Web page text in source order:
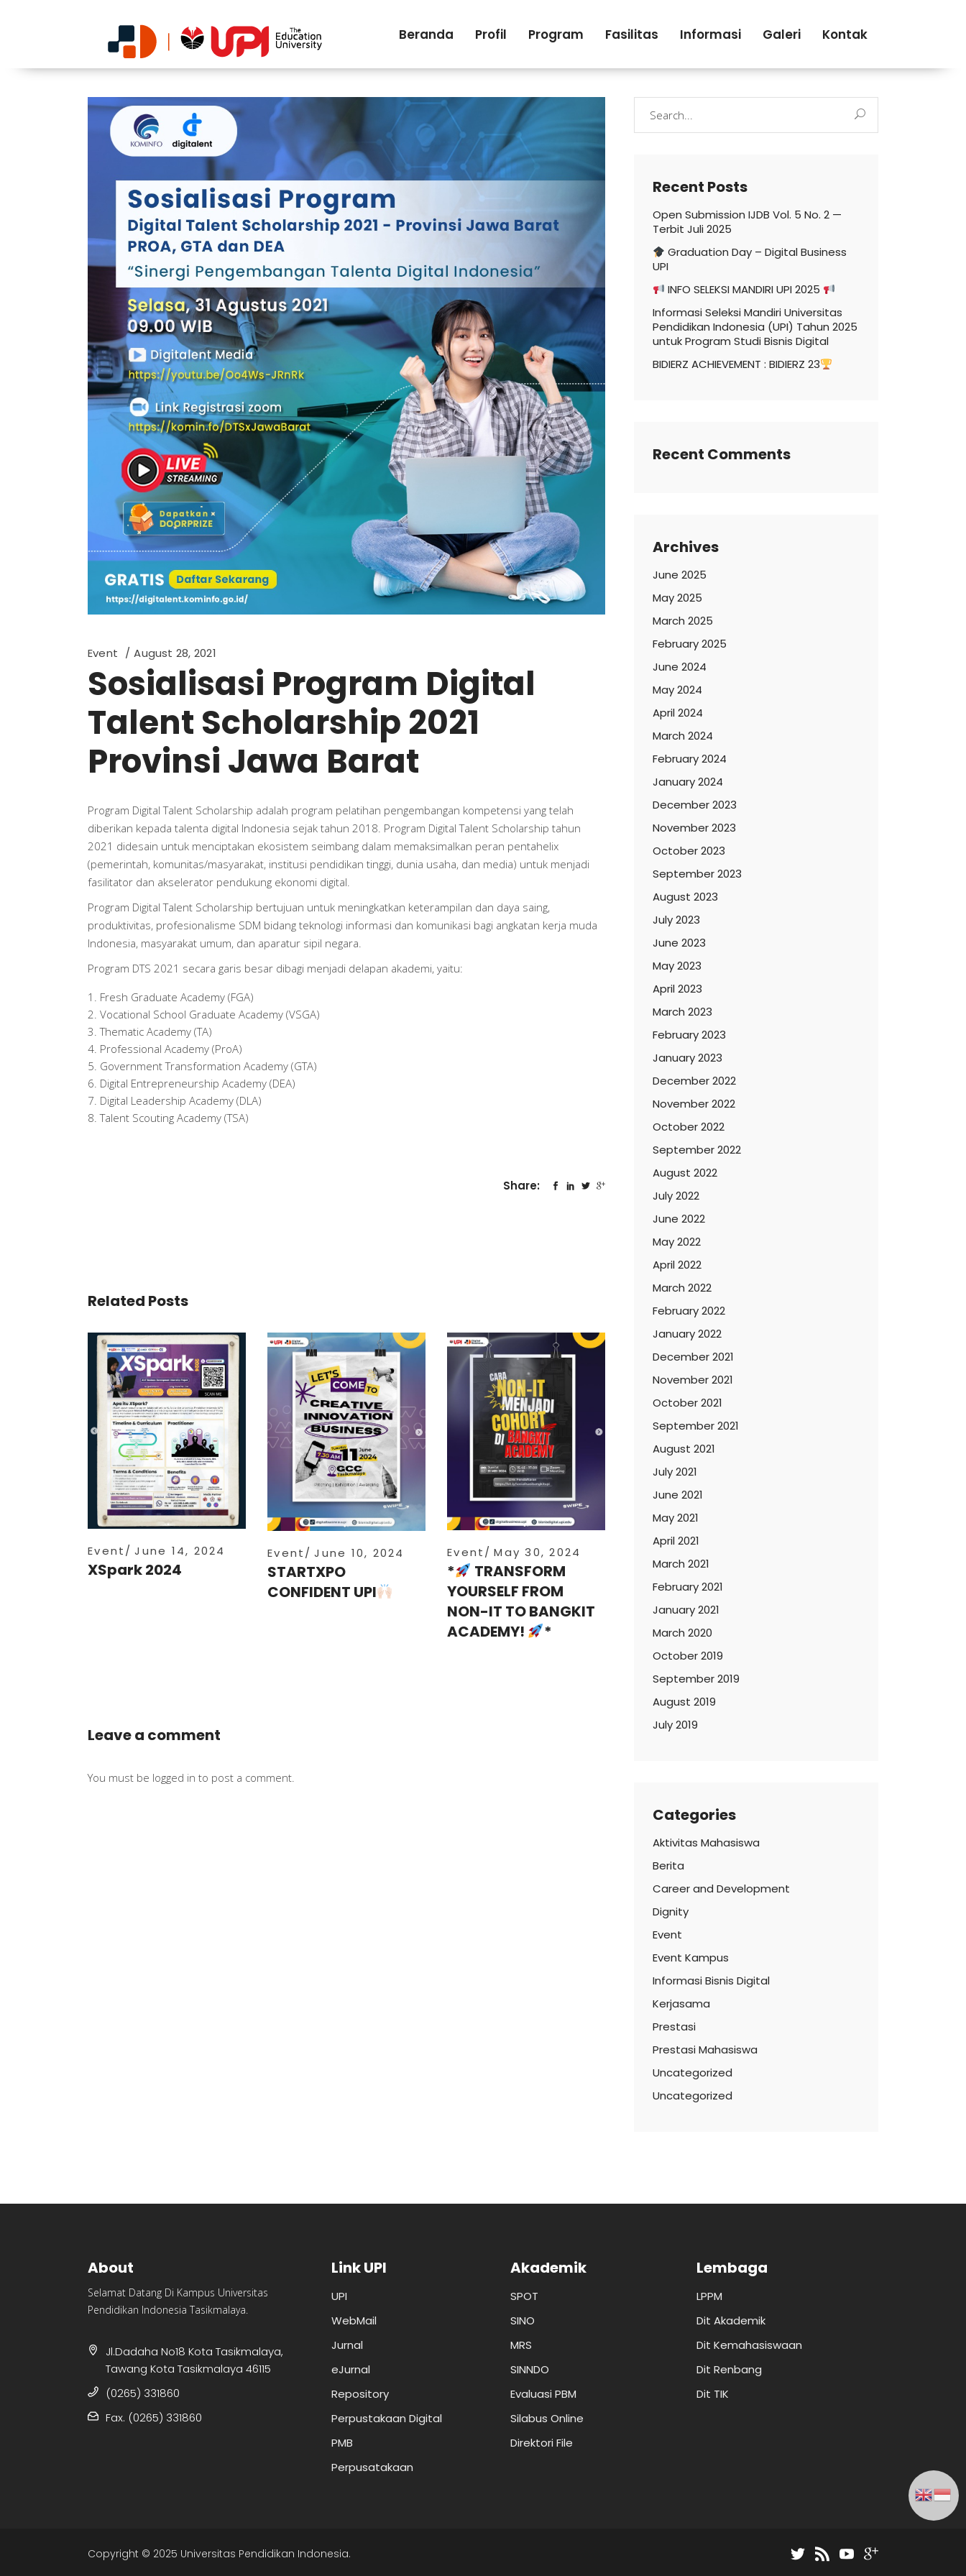
Beranda Profil Program Fasilitas Informasi Galeri Kontak
Event August 28, 2021
Sosialisasi Program Digital
Talent Scholarship 2021
Provinsi Jawa Barat
Program Digital Talent Scholarship adalah program pelatihan pengembangan kompetensi yang telah
diberikan kepada talenta digital Indonesia sejak tahun 2018. Program Digital Talent Scholarship tahun
2021 didesain untuk menciptakan ekosistem seimbang dalam memaksimalkan peran pentahelix
(pemerintah, komunitas/masyarakat, institusi pendidikan tinggi, dunia usaha, dan media) untuk menjadi
fasilitator dan akselerator pendukung ekonomi digital.
Program Digital Talent Scholarship bertujuan untuk meningkatkan keterampilan dan daya saing,
produktivitas, profesionalisme SDM bidang teknologi informasi dan komunikasi bagi angkatan kerja muda
Indonesia, masyarakat umum, dan aparatur sipil negara.
Program DTS 2021 secara garis besar dibagi menjadi delapan akademi, yaitu:
Fresh Graduate Academy (FGA)
Vocational School Graduate Academy (VSGA)
Thematic Academy (TA)
Professional Academy (ProA)
Government Transformation Academy (GTA)
Digital Entrepreneurship Academy (DEA)
Digital Leadership Academy (DLA)
Talent Scouting Academy (TSA)
Share:
Related Posts
Event June 14, 2024
XSpark 2024
Event June 10, 2024
STARTXPO
CONFIDENT UPI
Event May 30, 2024
*
TRANSFORM
YOURSELF FROM
NON-IT TO BANGKIT
ACADEMY!
*
Leave a comment
You must be logged in to post a comment.
Recent Posts
Open Submission IJDB Vol. 5 No. 2 —
Terbit Juli 2025
Graduation Day – Digital Business
UPI
INFO SELEKSI MANDIRI UPI 2025
Informasi Seleksi Mandiri Universitas
Pendidikan Indonesia (UPI) Tahun 2025
untuk Program Studi Bisnis Digital
BIDIERZ ACHIEVEMENT : BIDIERZ 23
Recent Comments
Archives
June 2025
May 2025
March 2025
February 2025
June 2024
May 2024
April 2024
March 2024
February 2024
January 2024
December 2023
November 2023
October 2023
September 2023
August 2023
July 2023
June 2023
May 2023
April 2023
March 2023
February 2023
January 2023
December 2022
November 2022
October 2022
September 2022
August 2022
July 2022
June 2022
May 2022
April 2022
March 2022
February 2022
January 2022
December 2021
November 2021
October 2021
September 2021
August 2021
July 2021
June 2021
May 2021
April 2021
March 2021
February 2021
January 2021
March 2020
October 2019
September 2019
August 2019
July 2019
Categories
Aktivitas Mahasiswa
Berita
Career and Development
Dignity
Event
Event Kampus
Informasi Bisnis Digital
Kerjasama
Prestasi
Prestasi Mahasiswa
Uncategorized
Uncategorized
About
Selamat Datang Di Kampus Universitas
Pendidikan Indonesia Tasikmalaya.
Jl.Dadaha No18 Kota Tasikmalaya,
Tawang Kota Tasikmalaya 46115
(0265) 331860
Fax. (0265) 331860
Link UPI
UPI
WebMail
Jurnal
eJurnal
Repository
Perpustakaan Digital
PMB
Perpusatakaan
Akademik
SPOT
SINO
MRS
SINNDO
Evaluasi PBM
Silabus Online
Direktori File
Lembaga
LPPM
Dit Akademik
Dit Kemahasiswaan
Dit Renbang
Dit TIK
Copyright © 2025 Universitas Pendidikan Indonesia.